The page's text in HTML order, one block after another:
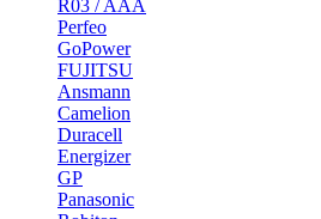
R03 / AAA
Perfeo
GoPower
FUJITSU
Ansmann
Camelion
Duracell
Energizer
GP
Panasonic